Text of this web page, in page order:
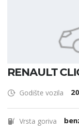
RENAULT
Godište vozila
Vrsta goriva